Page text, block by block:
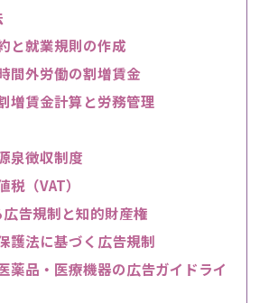
と就業規則の作成
間外労働の割増賃金
増賃金計算と労務管理
泉徴収制度
税（VAT）
告規制と知的財産権
護法に基づく広告規制
薬品・医療機器の広告ガイドライ